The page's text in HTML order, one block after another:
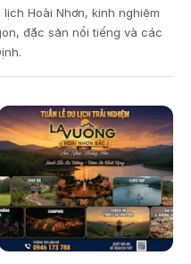
Hoài Nhơn, kinh nghiệm
đặc sản nổi tiếng và các